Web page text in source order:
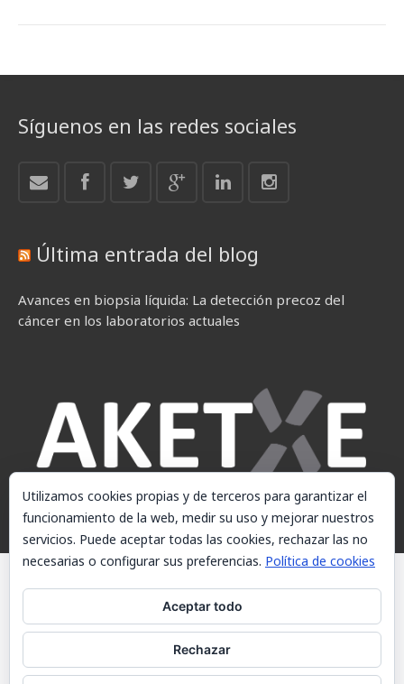
Síguenos en las redes sociales
Última entrada del blog
Avances en biopsia líquida: La detección precoz del
cáncer en los laboratorios actuales
© AKETXE Consulting, S.L. - Este sitio web utiliza cookies, consulte
nuestra Política de cookies.
Política de cookies
Utilizamos cookies propias y de terceros para garantizar el
funcionamiento de la web, medir su uso y mejorar nuestros
servicios. Puede aceptar todas las cookies, rechazar las no
necesarias o configurar sus preferencias. Política de cookies
Aceptar todo
Rechazar